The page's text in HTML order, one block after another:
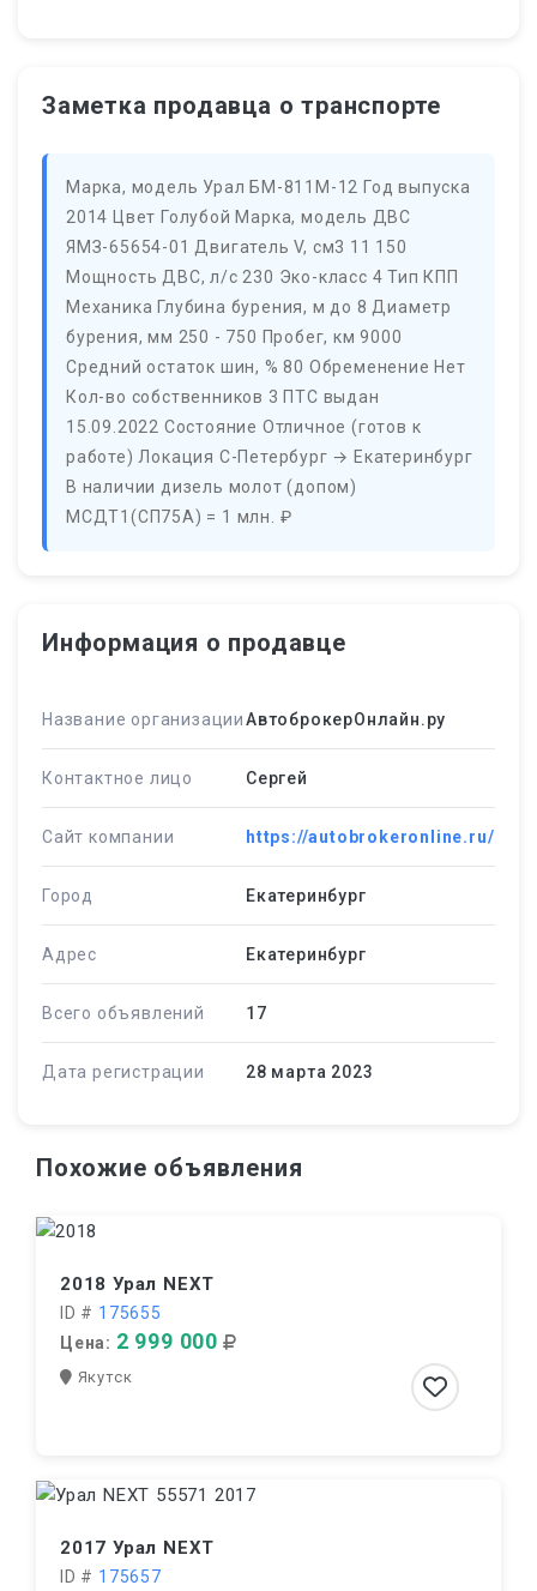
Заметка продавца о транспорте
Марка, модель Урал БМ-811М-12 Год выпуска
2014 Цвет Голубой Марка, модель ДВС
ЯМЗ-65654-01 Двигатель V, см3 11 150
Мощность ДВС, л/с 230 Эко-класс 4 Тип КПП
Механика Глубина бурения, м до 8 Диаметр
бурения, мм 250 - 750 Пробег, км 9000
Средний остаток шин, % 80 Обременение Нет
Кол-во собственников 3 ПТС выдан
15.09.2022 Состояние Отличное (готов к
работе) Локация С-Петербург → Екатеринбург
В наличии дизель молот (допом)
МСДТ1(СП75А) = 1 млн. ₽
Информация о продавце
Название организацииАвтоброкерОнлайн.ру
Контактное лицо Сергей
Сайт компании https://autobrokeronline.ru/
Город Екатеринбург
Адрес Екатеринбург
Всего объявлений 17
Дата регистрации 28 марта 2023
Похожие объявления
2018 Урал NEXT
ID # 175655
Цена: 2 999 000
Якутск
2017 Урал NEXT
ID # 175657